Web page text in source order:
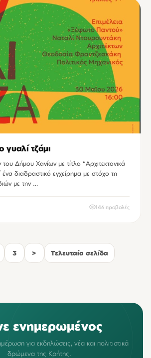
γυαλί τζάμι
Δήμου Χανίων με τίτλο “Αρχιτεκτονικά
ένα διαδραστικό εγχείρημα με στόχο τη
με την …
146 προβολές
3 > Τελευταία σελίδα
ενημερωμένος
για εκδηλώσεις, νέα και πολιτιστικά
δρώμενα της Κρήτης.